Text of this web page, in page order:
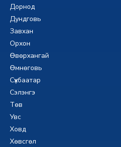
Дорнод
Дундговь
Завхан
Орхон
Өвөрхангай
Өмнөговь
Сүхбаатар
Сэлэнгэ
Төв
Увс
Ховд
Хөвсгөл